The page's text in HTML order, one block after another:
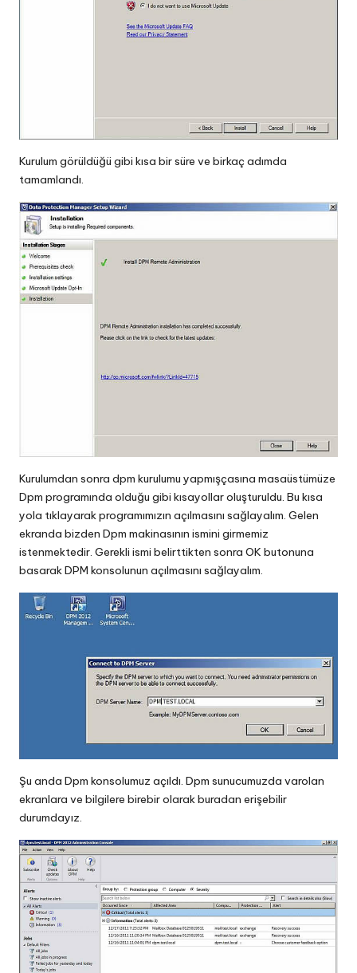
Kurulum görüldüğü gibi kısa bir süre ve birkaç adımda
tamamlandı.
Kurulumdan sonra dpm kurulumu yapmışçasına masaüstümüze
Dpm programında olduğu gibi kısayollar oluşturuldu. Bu kısa
yola tıklayarak programımızın açılmasını sağlayalım. Gelen
ekranda bizden Dpm makinasının ismini girmemiz
istenmektedir. Gerekli ismi belirttikten sonra OK butonuna
basarak DPM konsolunun açılmasını sağlayalım.
Şu anda Dpm konsolumuz açıldı. Dpm sunucumuzda varolan
ekranlara ve bilgilere birebir olarak buradan erişebilir
durumdayız.